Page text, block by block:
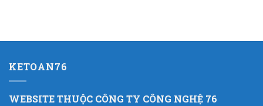
KETOAN76
WEBSITE THUỘC CÔNG TY CÔNG NGHỆ 76